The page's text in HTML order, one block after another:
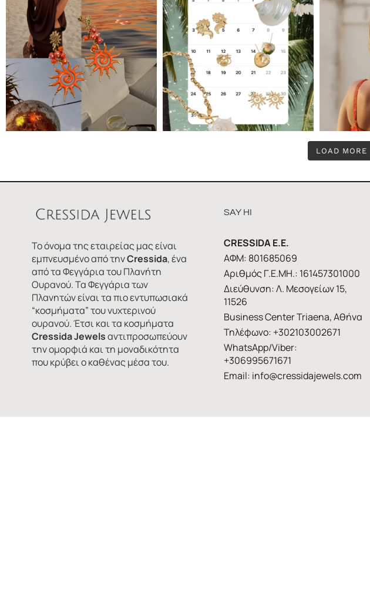
LOAD MORE
Το όνομα της εταιρείας μας είναι
εμπνευσμένο από τηνCressida, ένα
από τα Φεγγάρια του Πλανήτη
Ουρανού. Τα Φεγγάρια των
Πλανητών είναι τα πιο εντυπωσιακά
“κοσμήματα” του νυχτερινού
ουρανού. Έτσι και τα κοσμήματα
Cressida Jewelsαντιπροσωπεύουν
την ομορφιά και τη μοναδικότητα
που κρύβει ο καθένας μέσα του.
SAY HI
CRESSIDA E.E.
ΑΦΜ: 801685069
Αριθμός Γ.Ε.ΜΗ.: 161457301000
Διεύθυνση: Λ. Μεσογείων 15,
11526
Business Center Triaena, Αθήνα
Τηλέφωνο: +302103002671
WhatsApp/Viber:
+306995671671
Email: info@cressidajewels.com